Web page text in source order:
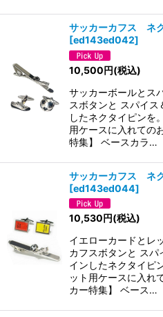
サッカーカフス ネ
[ed143ed042]
10,500円(税込)
サッカーボールとス
スボタンと スパイ
したネクタイピンを
用ケースに入れての
特集】 ベースカラ…
サッカーカフス ネ
[ed143ed044]
10,530円(税込)
イエローカードとレ
カフスボタンと ス
インしたネクタイピ
ット用ケースに入れ
カー特集】 ベース…